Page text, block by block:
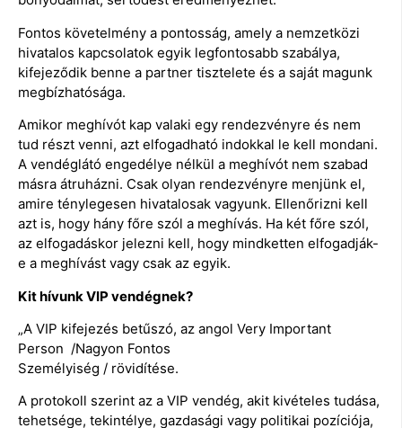
Fontos követelmény a pontosság, amely a nemzetközi
hivatalos kapcsolatok egyik legfontosabb szabálya,
kifejeződik benne a partner tisztelete és a saját magunk
megbízhatósága.
Amikor meghívót kap valaki egy rendezvényre és nem
tud részt venni, azt elfogadható indokkal le kell mondani.
A vendéglátó engedélye nélkül a meghívót nem szabad
másra átruházni. Csak olyan rendezvényre menjünk el,
amire ténylegesen hivatalosak vagyunk. Ellenőrizni kell
azt is, hogy hány főre szól a meghívás. Ha két főre szól,
az elfogadáskor jelezni kell, hogy mindketten elfogadják-
e a meghívást vagy csak az egyik.
Kit hívunk VIP vendégnek?
„A VIP kifejezés betűszó, az angol Very Important
Person /Nagyon Fontos
Személyiség / rövidítése.
A protokoll szerint az a VIP vendég, akit kivételes tudása,
tehetsége, tekintélye, gazdasági vagy politikai pozíciója,